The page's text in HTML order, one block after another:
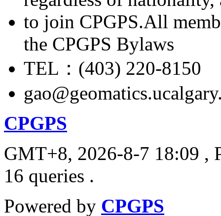
to join CPGPS.All
the CPGPS Bylaws
TEL：(403) 220-8150
CPGPS
GMT+8, 2026-8-7 18:09 ,
16 queries .
Powered by CPGPS